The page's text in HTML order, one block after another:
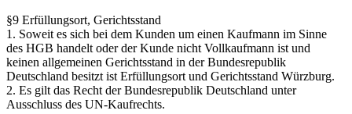
§9 Erfüllungsort, Gerichtsstand
1. Soweit es sich bei dem Kunden um einen Kaufmann im Sinne
des HGB handelt oder der Kunde nicht Vollkaufmann ist und
keinen allgemeinen Gerichtsstand in der Bundesrepublik
Deutschland besitzt ist Erfüllungsort und Gerichtsstand Würzburg.
2. Es gilt das Recht der Bundesrepublik Deutschland unter
Ausschluss des UN-Kaufrechts.